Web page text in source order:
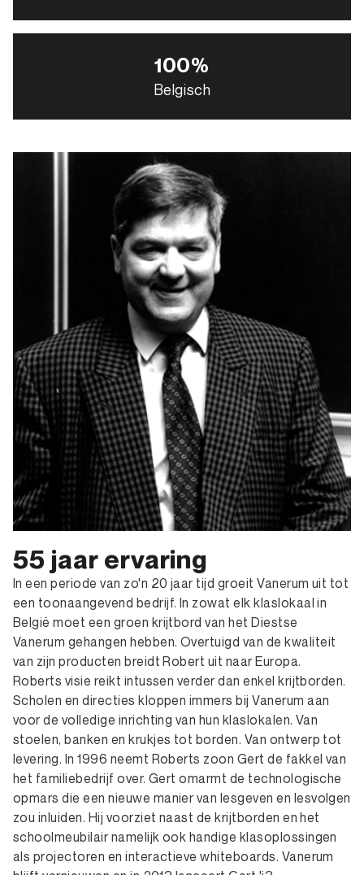
100%
Belgisch
55 jaar ervaring
In een periode van zo'n 20 jaar tijd groeit Vanerum uit tot
een toonaangevend bedrijf. In zowat elk klaslokaal in
België moet een groen krijtbord van het Diestse
Vanerum gehangen hebben. Overtuigd van de kwaliteit
van zijn producten breidt Robert uit naar Europa.
Roberts visie reikt intussen verder dan enkel krijtborden.
Scholen en directies kloppen immers bij Vanerum aan
voor de volledige inrichting van hun klaslokalen. Van
stoelen, banken en krukjes tot borden. Van ontwerp tot
levering. In 1996 neemt Roberts zoon Gert de fakkel van
het familiebedrijf over. Gert omarmt de technologische
opmars die een nieuwe manier van lesgeven en lesvolgen
zou inluiden. Hij voorziet naast de krijtborden en het
schoolmeubilair namelijk ook handige klasoplossingen
als projectoren en interactieve whiteboards. Vanerum